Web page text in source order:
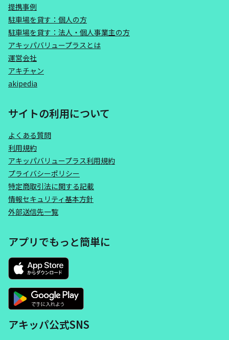
提携事例
駐車場を貸す：個人の方
駐車場を貸す：法人・個人事業主の方
アキッパバリュープラスとは
運営会社
アキチャン
akipedia
サイトの利用について
よくある質問
利用規約
アキッパバリュープラス利用規約
プライバシーポリシー
特定商取引法に関する記載
情報セキュリティ基本方針
外部送信先一覧
アプリでもっと簡単に
アキッパ公式SNS